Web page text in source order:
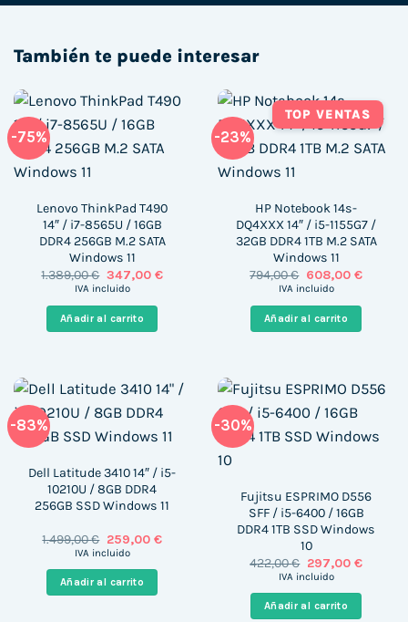
También te puede interesar
-75%
Lenovo ThinkPad T490
14″ / i7-8565U / 16GB
DDR4 256GB M.2 SATA
Windows 11
1.389,00€ El
precio
era:
1.389,00 €.
347,00 €El
IVA incluido
Añadir al carrito
-23%
TOP VENTAS
HP Notebook 14s-
DQ4XXX 14″ / i5-1155G7 /
32GB DDR4 1TB M.2 SATA
Windows 11
794,00€ El
precio
era:
794,00 €.
608,00 €El
es:
IVA incluido
Añadir al carrito
-83%
Dell Latitude 3410 14″ / i5-
10210U / 8GB DDR4
256GB SSD Windows 11
1.499,00€ El
precio
era:
1.499,00 €.
259,00 €El
IVA incluido
Añadir al carrito
-30%
Fujitsu ESPRIMO D556
SFF / i5-6400 / 16GB
DDR4 1TB SSD Windows
10
422,00€ El
precio
era:
422,00 €.
297,00 €El
es:
297,00
IVA incluido
Añadir al carrito